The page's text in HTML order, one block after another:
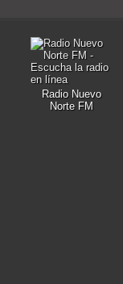
Radio Nuevo
Norte FM